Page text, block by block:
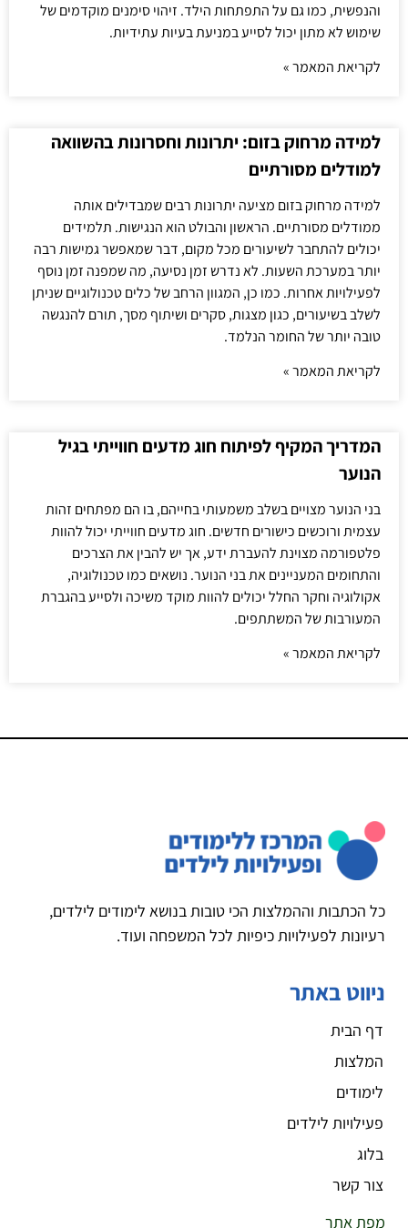
והנפשית, כמו גם על התפתחות הילד. זיהוי סימנים מוקדמים של
שימוש לא מתון יכול לסייע במניעת בעיות עתידיות.
לקריאת המאמר »
למידה מרחוק בזום: יתרונות וחסרונות בהשוואה
למודלים מסורתיים
למידה מרחוק בזום מציעה יתרונות רבים שמבדילים אותה
ממודלים מסורתיים. הראשון והבולט הוא הנגישות. תלמידים
יכולים להתחבר לשיעורים מכל מקום, דבר שמאפשר גמישות רבה
יותר במערכת השעות. לא נדרש זמן נסיעה, מה שמפנה זמן נוסף
לפעילויות אחרות. כמו כן, המגוון הרחב של כלים טכנולוגיים שניתן
לשלב בשיעורים, כגון מצגות, סקרים ושיתוף מסך, תורם להנגשה
טובה יותר של החומר הנלמד.
לקריאת המאמר »
המדריך המקיף לפיתוח חוג מדעים חווייתי בגיל
הנוער
בני הנוער מצויים בשלב משמעותי בחייהם, בו הם מפתחים זהות
עצמית ורוכשים כישורים חדשים. חוג מדעים חווייתי יכול להוות
פלטפורמה מצוינת להעברת ידע, אך יש להבין את הצרכים
והתחומים המעניינים את בני הנוער. נושאים כמו טכנולוגיה,
אקולוגיה וחקר החלל יכולים להוות מוקד משיכה ולסייע בהגברת
המעורבות של המשתתפים.
לקריאת המאמר »
כל הכתבות וההמלצות הכי טובות בנושא לימודים לילדים,
רעיונות לפעילויות כיפיות לכל המשפחה ועוד.
ניווט באתר
דף הבית
המלצות
לימודים
פעילויות לילדים
בלוג
צור קשר
מפת אתר